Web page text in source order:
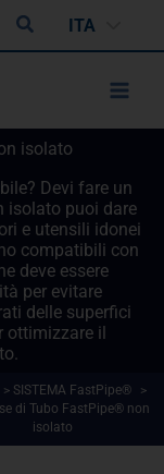
Cerca ITA
isolato
Devi fare un
isolato puoi dare
e utensili idonei
compatibili con
deve essere
per evitare
delle superfici
ottimizzare il
> SISTEMA FastPipe®
>
di Tubo FastPipe® non
isolato